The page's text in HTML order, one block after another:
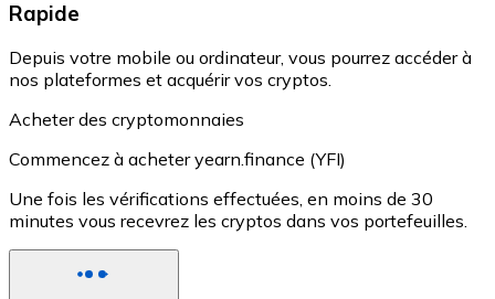
Rapide
Depuis votre mobile ou ordinateur, vous pourrez accéder à
nos plateformes et acquérir vos cryptos.
Acheter des cryptomonnaies
Commencez à acheter yearn.finance (YFI)
Une fois les vérifications effectuées, en moins de 30
minutes vous recevrez les cryptos dans vos portefeuilles.